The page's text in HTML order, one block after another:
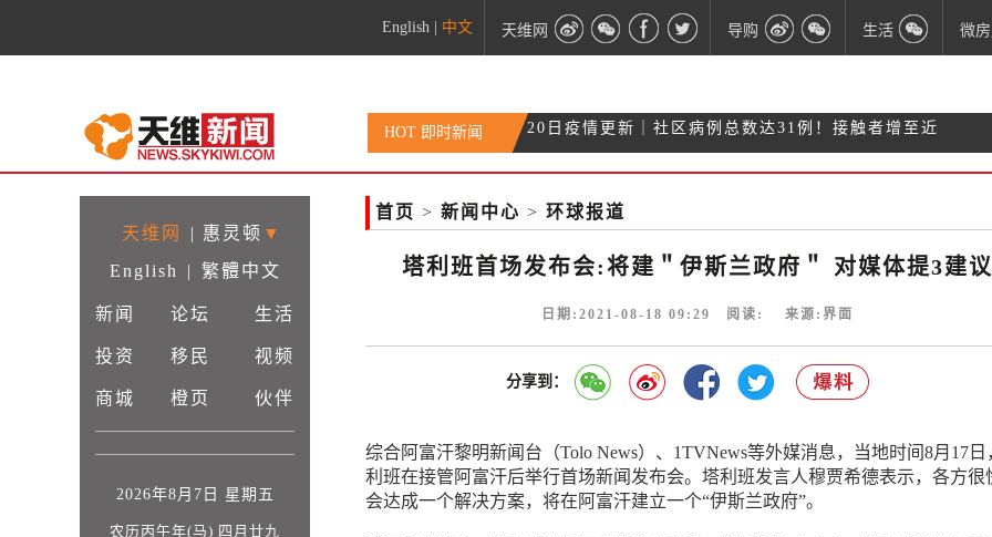
English 中文 天维网 导购 生活 微
HOT 即时新闻 轨迹汇总｜奥克兰疫情暴露点增至110个 包括幼儿
园
种疫苗
20日疫情更新｜社区病例总数达31例！接触者增至近
1200人
天维网 | 惠灵顿 ▼
English
| 繁體中文
新闻 论坛 生活
投资 移民 视频
商城 橙页 伙伴
2026年8月7日 星期五
农历丙午年(马) 四月廿九
首页 > 新闻中心 > 环球报道
塔利班首场发布会:将建＂伊斯兰政府＂ 对媒体提3建议
日期:2021-08-18 09:29 阅读: 来源:界面
分享到：
综合阿富汗黎明新闻台（Tolo News）、1TVNews等外媒消息，当地时间8月17日
利班在接管阿富汗后举行首场新闻发布会。塔利班发言人穆贾希德表示，各方很
会达成一个解决方案，将在阿富汗建立一个“伊斯兰政府”。